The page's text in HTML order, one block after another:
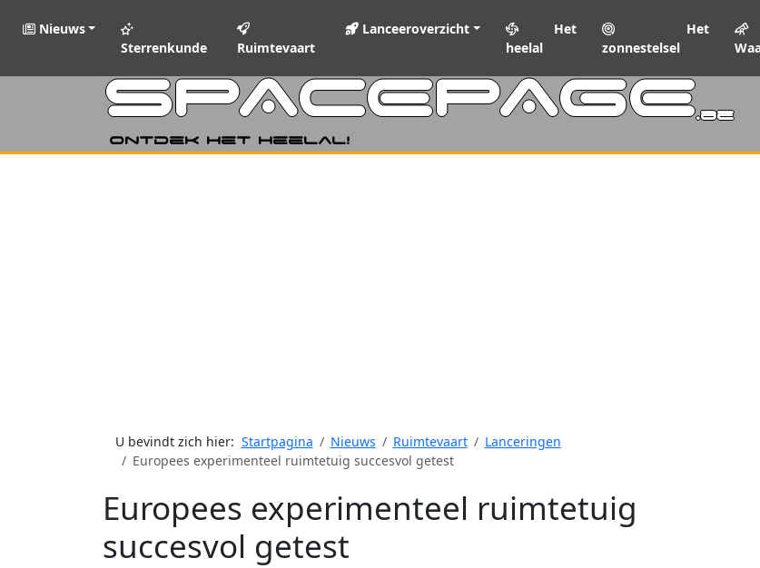
Nieuws
Sterrenkunde
Ruimtevaart
Lanceeroverzicht
Het
heelal
Het
zonnestelsel
SPACEPAGE.be
Ontdek het heelal!
U bevindt zich hier: Startpagina Nieuws Ruimtevaart
Lanceringen
Europees experimenteel ruimtetuig succesvol getest
Europees experimenteel ruimtetuig
succesvol getest